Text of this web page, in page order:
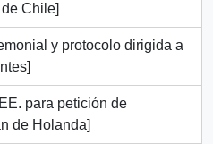
Chile]
y protocolo dirigida a
para petición de
de Holanda]